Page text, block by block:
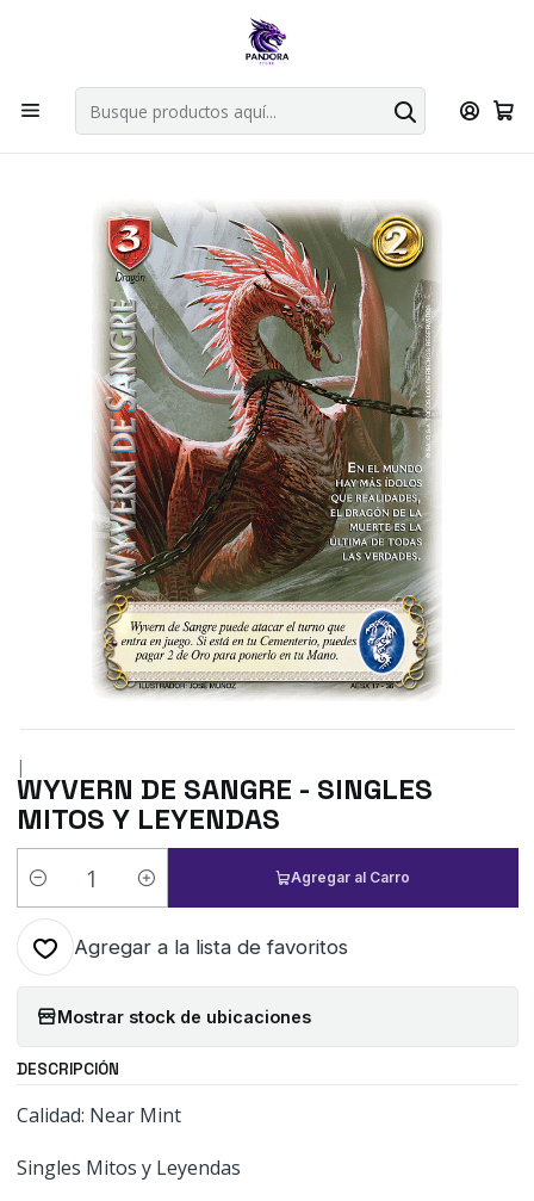
Por compras en cartas singles superiores a 49.990 el envio es
Explorar singles
Inicio Juegos de cartas TCG Mitos y Leyendas TCG
Singles Primer Bloque MYL Aliado
|
WYVERN DE SANGRE - SINGLES
MITOS Y LEYENDAS
Cantidad
Agregar al Carro
Agregar a la lista de favoritos
Mostrar stock de ubicaciones
DESCRIPCIÓN
Calidad: Near Mint
Singles Mitos y Leyendas